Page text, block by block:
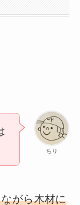
ちり
がら木材に